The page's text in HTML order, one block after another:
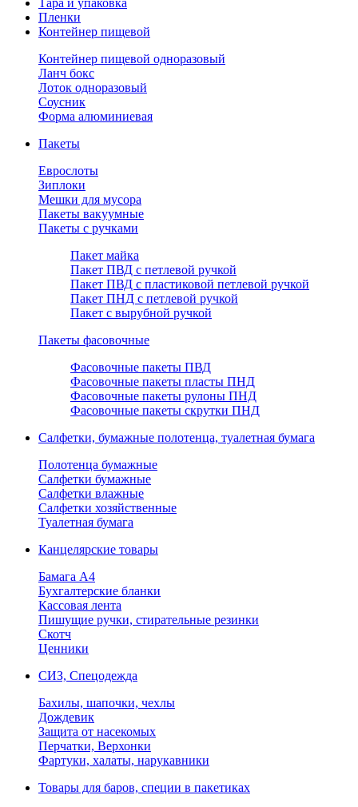
Тара и упаковка
Пленки
Контейнер пищевой
Контейнер пищевой одноразовый
Ланч бокс
Лоток одноразовый
Соусник
Форма алюминиевая
Пакеты
Еврослоты
Зиплоки
Мешки для мусора
Пакеты вакуумные
Пакеты с ручками
Пакет майка
Пакет ПВД с петлевой ручкой
Пакет ПВД с пластиковой петлевой ручкой
Пакет ПНД с петлевой ручкой
Пакет с вырубной ручкой
Пакеты фасовочные
Фасовочные пакеты ПВД
Фасовочные пакеты пласты ПНД
Фасовочные пакеты рулоны ПНД
Фасовочные пакеты скрутки ПНД
Салфетки, бумажные полотенца, туалетная бумага
Полотенца бумажные
Салфетки бумажные
Салфетки влажные
Салфетки хозяйственные
Туалетная бумага
Канцелярские товары
Бамага А4
Бухгалтерские бланки
Кассовая лента
Пишущие ручки, стирательные резинки
Скотч
Ценники
СИЗ, Спецодежда
Бахилы, шапочки, чехлы
Дождевик
Защита от насекомых
Перчатки, Верхонки
Фартуки, халаты, нарукавники
Товары для баров, специи в пакетиках